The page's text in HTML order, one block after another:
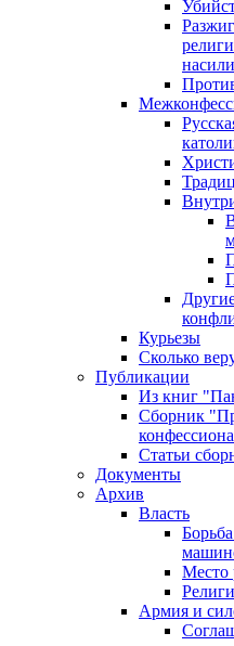
Курьезы
Сколько
Публикации
Из книг
Сборник
Статьи
Документы
Архив
Власть
Место
Армия и